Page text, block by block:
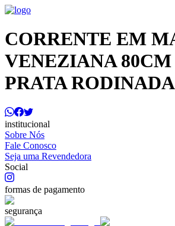
CORRENTE EM
VENEZIANA
PRATA RODINADA
institucional
Sobre Nós
Fale Conosco
Seja uma Revendedora
Social
formas de pagamento
segurança